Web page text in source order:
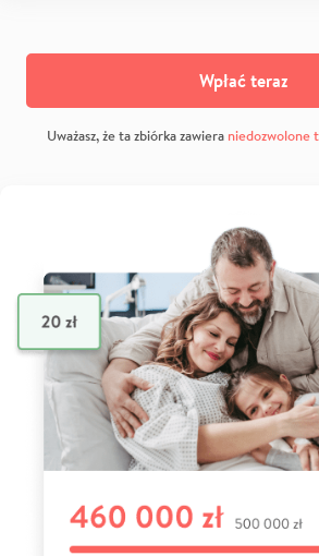
Wpłać teraz
Uważasz, że ta zbiórka zawiera niedozwolone